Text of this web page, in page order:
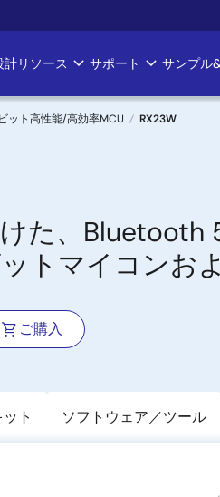
計リソース サポート サンプル
ット高性能/高効率MCU RX23W
た、Bluetooth
トマイコンお
ご購入
ト ソフトウェア／ツール